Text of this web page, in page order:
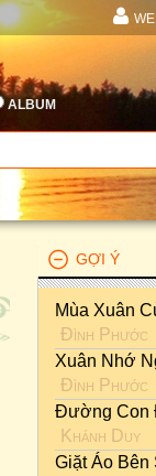
ALBUM
GỢI Ý
Mùa Xuân
Đình Phước
Xuân Nhớ
Đình Phước
Đường Con
Khánh Duy
Giặt Áo Bên